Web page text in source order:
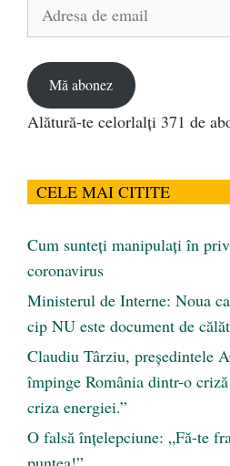
Mă abonez
Alătură-te celorlalți 371 de
CELE MAI CITITE
Cum sunteți manipulați în
coronavirus
Ministerul de Interne: Noua
cip NU este document de
Claudiu Târziu, președintele
împinge România dintr-o
criza energiei.”
O falsă înțelepciune: „Fă-te